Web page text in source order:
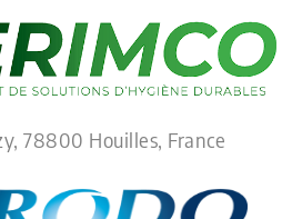
78800 Houilles, France